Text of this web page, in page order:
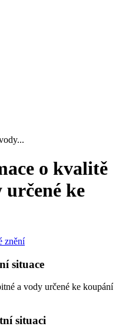
o kvalitě
ke
znění
situace
a vody určené ke koupání
situaci